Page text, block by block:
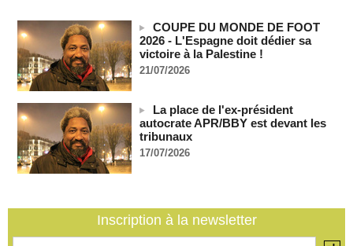
France-Algérie: l'affaire Mehdi Laribi relance la coopération
policière contre le narcotrafic
06/08/2026 -
Guinée : l'absence du président Doumbouya ravive les
tensions politiques
Bénin: le nouveau Sénat élit son premier président
06/08/2026 -
La Centrafrique et le Cameroun apaisent les tensions après
un incident frontalier
COUPE DU MONDE DE FOOT
2026 - L'Espagne doit dédier sa
victoire à la Palestine !
21/07/2026
La place de l'ex-président
autocrate APR/BBY est devant les
tribunaux
17/07/2026
Inscription à la newsletter